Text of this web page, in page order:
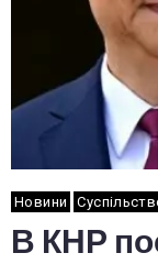
Новини
В КНР